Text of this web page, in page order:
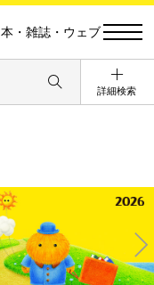
本・雑誌・ウェブ
詳細検索
Ne